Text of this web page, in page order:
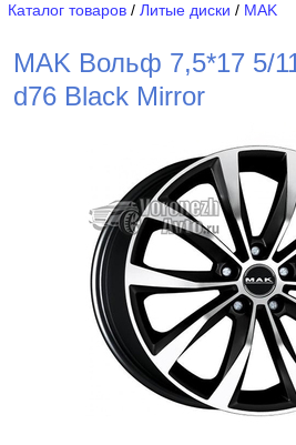
Каталог товаров / Литые диски / MAK
MAK Вольф 7,5*17 5/
d76 Black Mirror